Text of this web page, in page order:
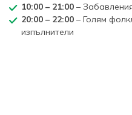
10:00 – 21:00 –
20:00 – 22:00 – Голям
изпълнители